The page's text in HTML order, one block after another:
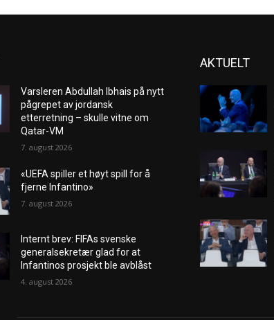
Varsleren Abdullah Ibhais på nytt
pågrepet av jordansk
etterretning – skulle vitne om
Qatar-VM
7. august 2026
«UEFA spiller et høyt spill for å
fjerne Infantino»
7. august 2026
Internt brev: FIFAs svenske
generalsekretær glad for at
Infantinos prosjekt ble avblåst
4. august 2026
AKTUELT